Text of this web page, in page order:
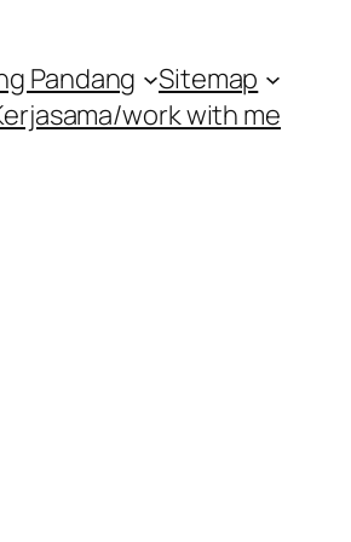
Pandang
Sitemap
work with me